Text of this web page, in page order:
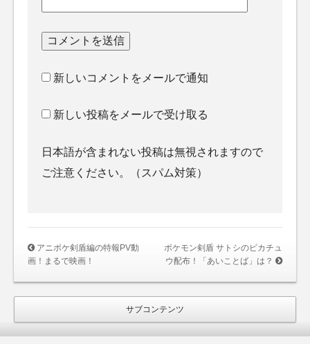
新しいコメントをメールで通知
新しい投稿をメールで受け取る
日本語が含まれない投稿は無視されますので
ご注意ください。（スパム対策）
アニポケ剣盾編の特報PV動
画！まるで映画！
ポケモン剣盾 サトシのピカチュ
ウ配布！「あいことば」は？
サブコンテンツ